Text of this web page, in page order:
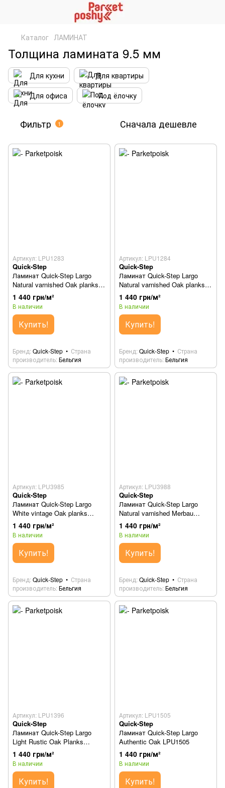
Каталог ЛАМИНАТ
Толщина ламината 9.5 мм
Для кухни
Для квартиры
Для офиса
Под ёлочку
Фильтр 1 Сначала дешевле
Артикул: LPU1283
Quick-Step
Ламинат Quick-Step Largo
Natural varnished Oak planks
LPU1283
1 440 грн/м²
В наличии
Купить!
Бренд Quick-Step
Страна
производитель Бельгия
Артикул: LPU1284
Quick-Step
Ламинат Quick-Step Largo
Natural varnished Oak planks
LPU1284
1 440 грн/м²
В наличии
Купить!
Бренд Quick-Step
Страна
производитель Бельгия
Артикул: LPU3985
Quick-Step
Ламинат Quick-Step Largo
White vintage Oak planks
LPU3985
1 440 грн/м²
В наличии
Купить!
Бренд Quick-Step
Страна
производитель Бельгия
Артикул: LPU3988
Quick-Step
Ламинат Quick-Step Largo
Natural varnished Merbau
planks LPU3988
1 440 грн/м²
В наличии
Купить!
Бренд Quick-Step
Страна
производитель Бельгия
Артикул: LPU1396
Quick-Step
Ламинат Quick-Step Largo
Light Rustic Oak Planks
LPU1396
1 440 грн/м²
В наличии
Купить!
Артикул: LPU1505
Quick-Step
Ламинат Quick-Step Largo
Authentic Oak LPU1505
1 440 грн/м²
В наличии
Купить!